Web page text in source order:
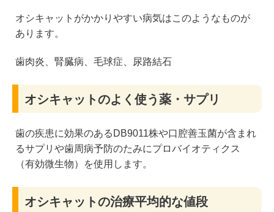
オシキャットがかかりやすい病気はこのようなものが
あります。
歯肉炎、腎臓病、毛球症、尿路結石
オシキャットのよく使う薬・サプリ
歯の疾患に効果のあるDB9011株や口腔善玉菌が含まれ
るサプリや歯周病予防のたみにプロバイオティクス
（有効微生物）を使用します。
オシキャットの治療平均的な値段